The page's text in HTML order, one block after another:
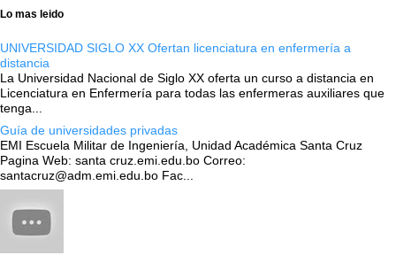
Lo mas leido
UNIVERSIDAD SIGLO XX Ofertan licenciatura en enfermería a
distancia
La Universidad Nacional de Siglo XX oferta un curso a distancia en
Licenciatura en Enfermería para todas las enfermeras auxiliares que
tenga...
Guía de universidades privadas
EMI Escuela Militar de Ingeniería, Unidad Académica Santa Cruz
Pagina Web: santa cruz.emi.edu.bo Correo:
santacruz@adm.emi.edu.bo Fac...